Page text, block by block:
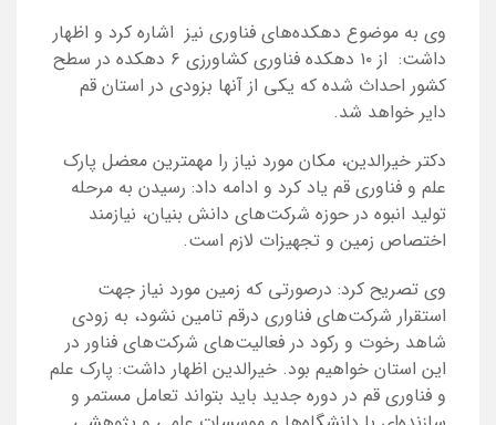
وی به موضوع دهکده‌های فناوری نیز اشاره کرد و اظهار
داشت:‌ از ۱۰ دهکده فناوری کشاورزی ۶ دهکده در سطح
کشور احداث شده که یکی از آنها بزودی در استان قم
دایر خواهد شد.
دکتر خیرالدین، مکان مورد نیاز را مهمترین معضل پارک
علم و فناوری قم یاد کرد و ادامه داد: رسیدن به مرحله
تولید انبوه در حوزه شرکت‌های دانش بنیان، نیازمند
اختصاص زمین و تجهیزات لازم است.
وی تصریح کرد: درصورتی که زمین مورد نیاز جهت
استقرار شرکت‌های فناوری درقم تامین نشود، به زودی
شاهد رخوت و رکود در فعالیت‌های شرکت‌های فناور در
این استان خواهیم بود. خیرالدین اظهار داشت: پارک علم
و فناوری قم در دوره جدید باید بتواند تعامل مستمر و